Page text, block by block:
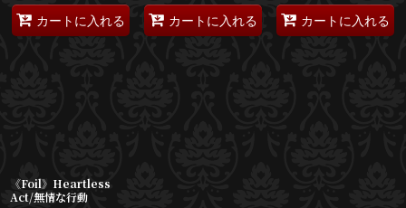
カートに入れる カートに入れる カートに入れる
《Foil》Heartless
Act/無情な行動